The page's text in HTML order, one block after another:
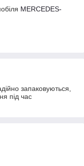
MERCEDES-
запаковуються,
під час